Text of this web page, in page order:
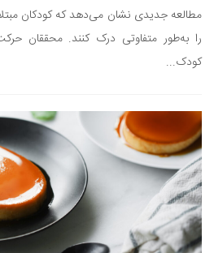
مطالعه جدیدی نشان می‌دهد که کودکان
کودک...